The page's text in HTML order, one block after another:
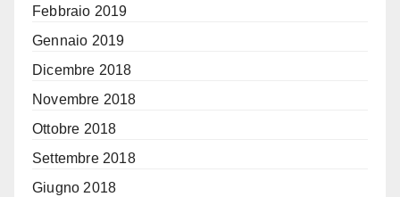
Febbraio 2019
Gennaio 2019
Dicembre 2018
Novembre 2018
Ottobre 2018
Settembre 2018
Giugno 2018